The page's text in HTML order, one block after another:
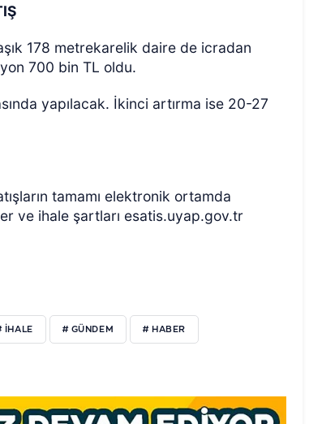
178 metrekarelik daire de icradan
700 bin TL oldu.
yapılacak. İkinci artırma ise 20-27
tamamı elektronik ortamda
ve ihale şartları esatis.uyap.gov.tr
IHALE # GÜNDEM # HABER